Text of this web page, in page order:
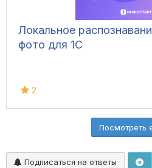
Локальное
фото для 1С
2
Посмотреть
Подписаться на ответы